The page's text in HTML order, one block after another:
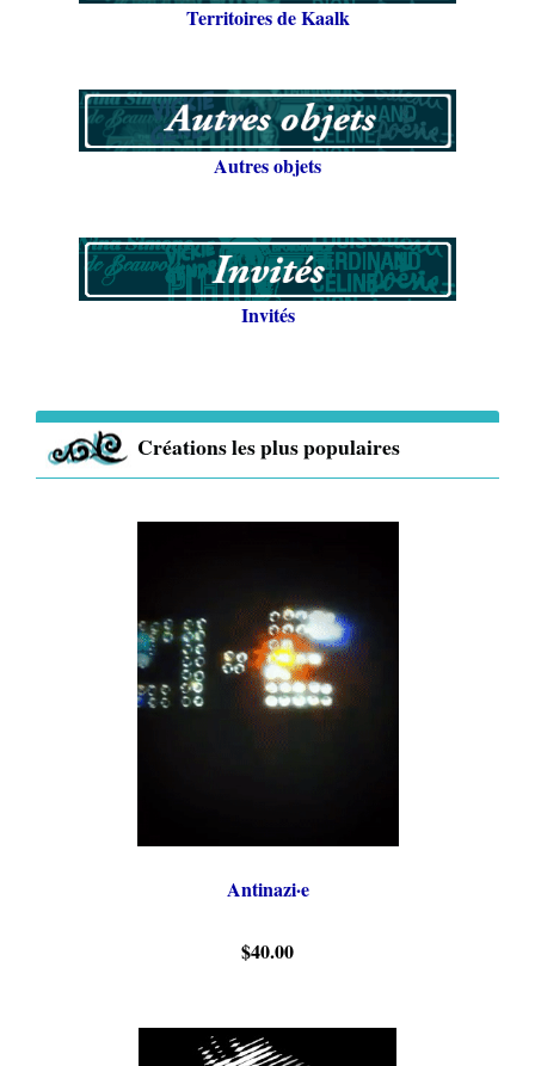
Territoires de Kaalk
Autres objets
Invités
Créations les plus populaires
Antinazi·e
$40.00